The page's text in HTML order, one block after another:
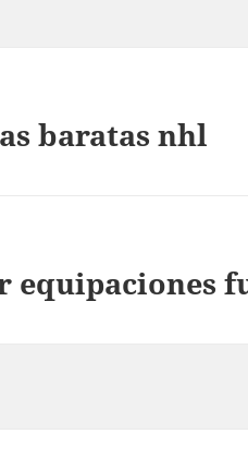
baratas nhl
equipaciones